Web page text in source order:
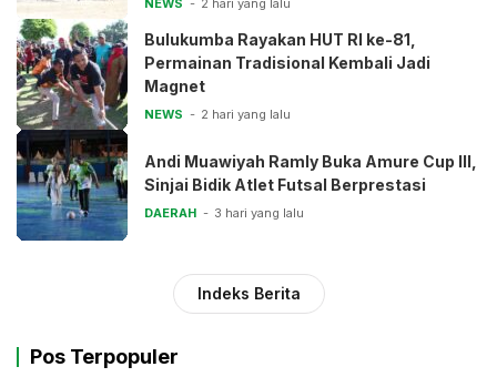
Bulukumba Rayakan HUT RI ke-81,
Permainan Tradisional Kembali Jadi
Magnet
NEWS 2 hari yang lalu
Andi Muawiyah Ramly Buka Amure Cup III,
Sinjai Bidik Atlet Futsal Berprestasi
DAERAH 3 hari yang lalu
Indeks Berita
Pos Terpopuler